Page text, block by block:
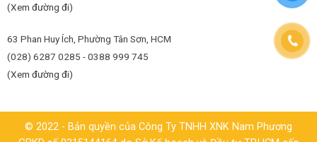
(Xem đường đi)
63 Phan Huy Ích, Phường Tân Sơn, HCM
(028) 6287 0285 - 0388 999 745
(Xem đường đi)
© 2022 - Bản quyền của Công Ty TNHH XNK Nam Phương